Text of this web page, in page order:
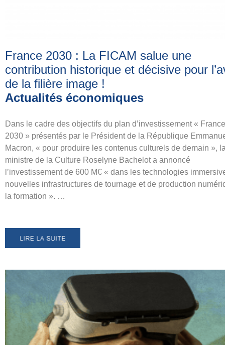
France 2030 : La FICAM salue une
contribution historique et décisive pour
de la filière image !
Actualités économiques
Dans le cadre des objectifs du plan d’investissement « France
2030 » présentés par le Président de la République
Macron, « pour produire les contenus culturels de demain »,
ministre de la Culture Roselyne Bachelot a annoncé
l’investissement de 600 M€ « dans les technologies
nouvelles infrastructures de tournage et de production
la formation ». …